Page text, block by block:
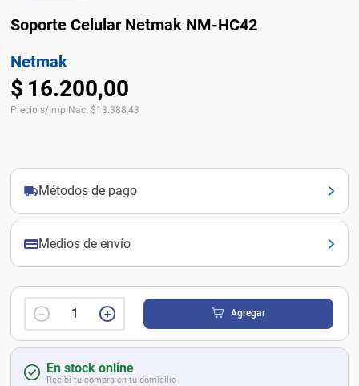
Soporte Celular Netmak NM-HC42
Netmak
$ 16.200,00
Precio s/Imp Nac. $13.388,43
Métodos de pago
Medios de envío
＋
－ Agregar
En stock online
Recibí tu compra en tu domicilio